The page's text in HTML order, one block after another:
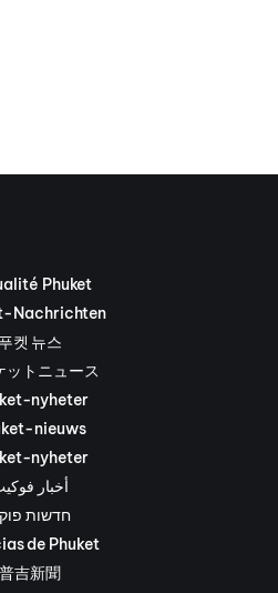
Phuket
Nachrichten
푸켓 뉴스
ットニュース
nyheter
nieuws
nyheter
أخبار
חדשות
de Phuket
普吉新聞